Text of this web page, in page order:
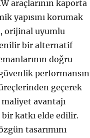
araçlarının kaporta
yapısını korumak
orijinal uyumlu
bir alternatif
doğru
geçerek
avantajı
katkı elde edilir.
tasarımını